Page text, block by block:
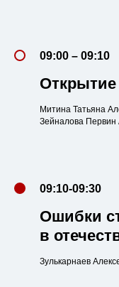
09:00 – 09:10
Митина Татьяна
Зейналова Первин
09:10-09:30
Ошибки
в
Зулькарнаев